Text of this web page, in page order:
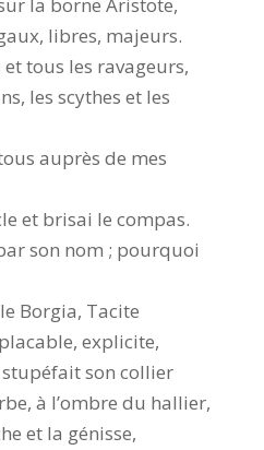
la borne Aristote,
libres, majeurs.
tous les ravageurs,
les scythes et les
auprès de mes
et brisai le compas.
son nom ; pourquoi
Borgia, Tacite
explicite,
stupéfait son collier
à l’ombre du hallier,
et la génisse,